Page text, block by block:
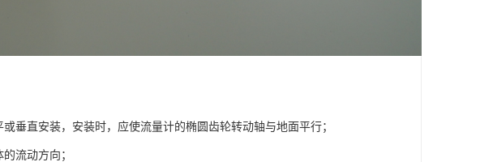
垂直安装，安装时，应使流量计的椭圆齿轮转动轴与地面平行；
流动方向；